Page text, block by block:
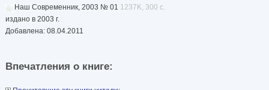
Наш Современник, 2003 № 01 1237K, 300 с.
издано в 2003 г.
Добавлена: 08.04.2011
Впечатления о книге: